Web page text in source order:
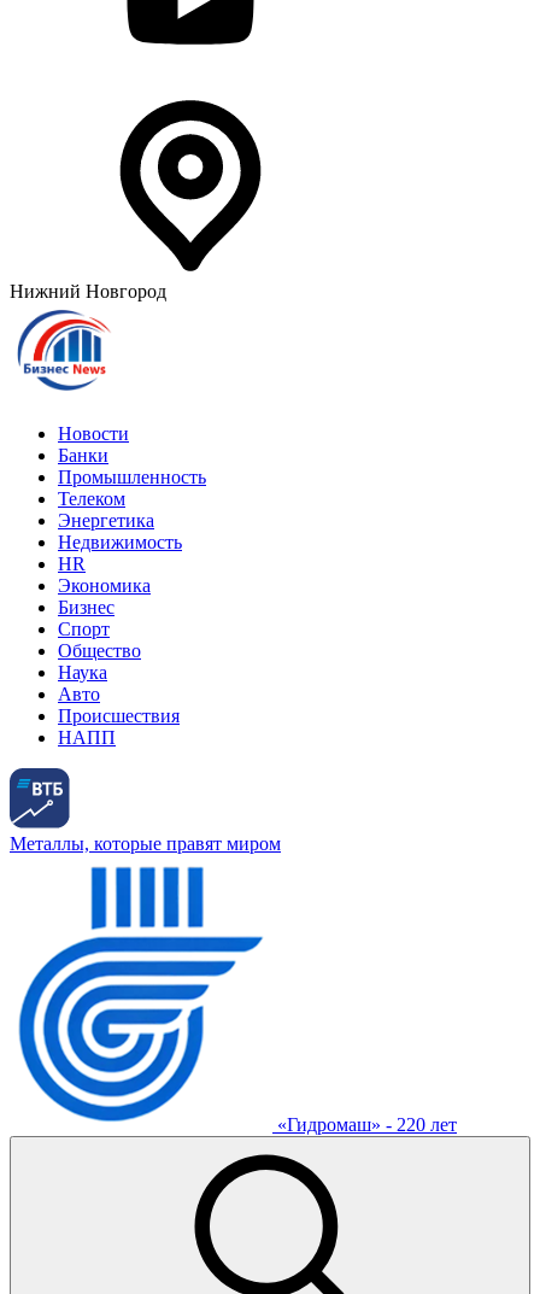
Нижний Новгород
Новости
Банки
Промышленность
Телеком
Энергетика
Недвижимость
HR
Экономика
Бизнес
Спорт
Общество
Наука
Авто
Происшествия
НАПП
Металлы, которые правят миром
«Гидромаш» - 220 лет